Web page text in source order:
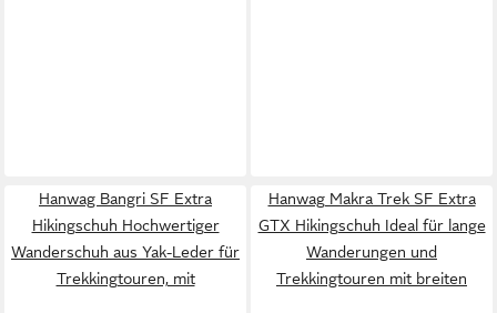
Hanwag Bangri SF Extra
Hikingschuh Hochwertiger
Wanderschuh aus Yak-Leder für
Trekkingtouren, mit
Hanwag Makra Trek SF Extra
GTX Hikingschuh Ideal für lange
Wanderungen und
Trekkingtouren mit breiten